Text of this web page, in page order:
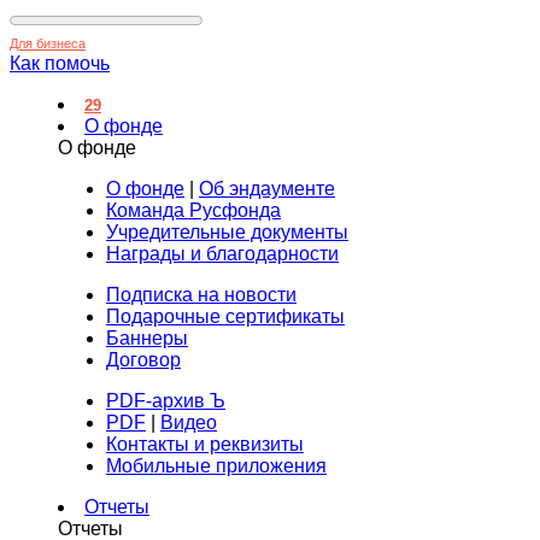
Для бизнеса
Как помочь
29
О фонде
О фонде
О фонде
Об эндаументе
Команда Русфонда
Учредительные документы
Награды и благодарности
Подписка на новости
Подарочные сертификаты
Баннеры
Договор
PDF-архив Ъ
PDF
Видео
Контакты и реквизиты
Мобильные приложения
Отчеты
Отчеты